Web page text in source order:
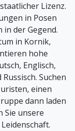
Lizenz.
in Posen
der Gegend.
in Kornik,
hohe
Englisch,
Suchen
einen
dann laden
Sie unsere